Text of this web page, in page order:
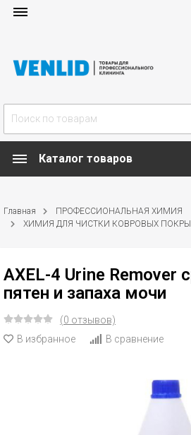
Каталог товаров
Главная
ПРОФЕССИОНАЛЬНАЯ ХИМИЯ
ХИМИЯ ДЛЯ ЧИСТКИ КОВРОВЫХ
AXEL-4 Urine Remover
пятен и запаха мочи
(0 отзывов)
В избранное
В сравнение